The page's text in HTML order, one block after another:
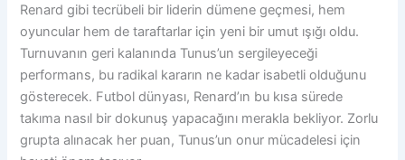
Renard gibi tecrübeli bir liderin dümene geçmesi, hem
oyuncular hem de taraftarlar için yeni bir umut ışığı oldu.
Turnuvanın geri kalanında Tunus’un sergileyeceği
performans, bu radikal kararın ne kadar isabetli olduğunu
gösterecek. Futbol dünyası, Renard’ın bu kısa sürede
takıma nasıl bir dokunuş yapacağını merakla bekliyor. Zorlu
grupta alınacak her puan, Tunus’un onur mücadelesi için